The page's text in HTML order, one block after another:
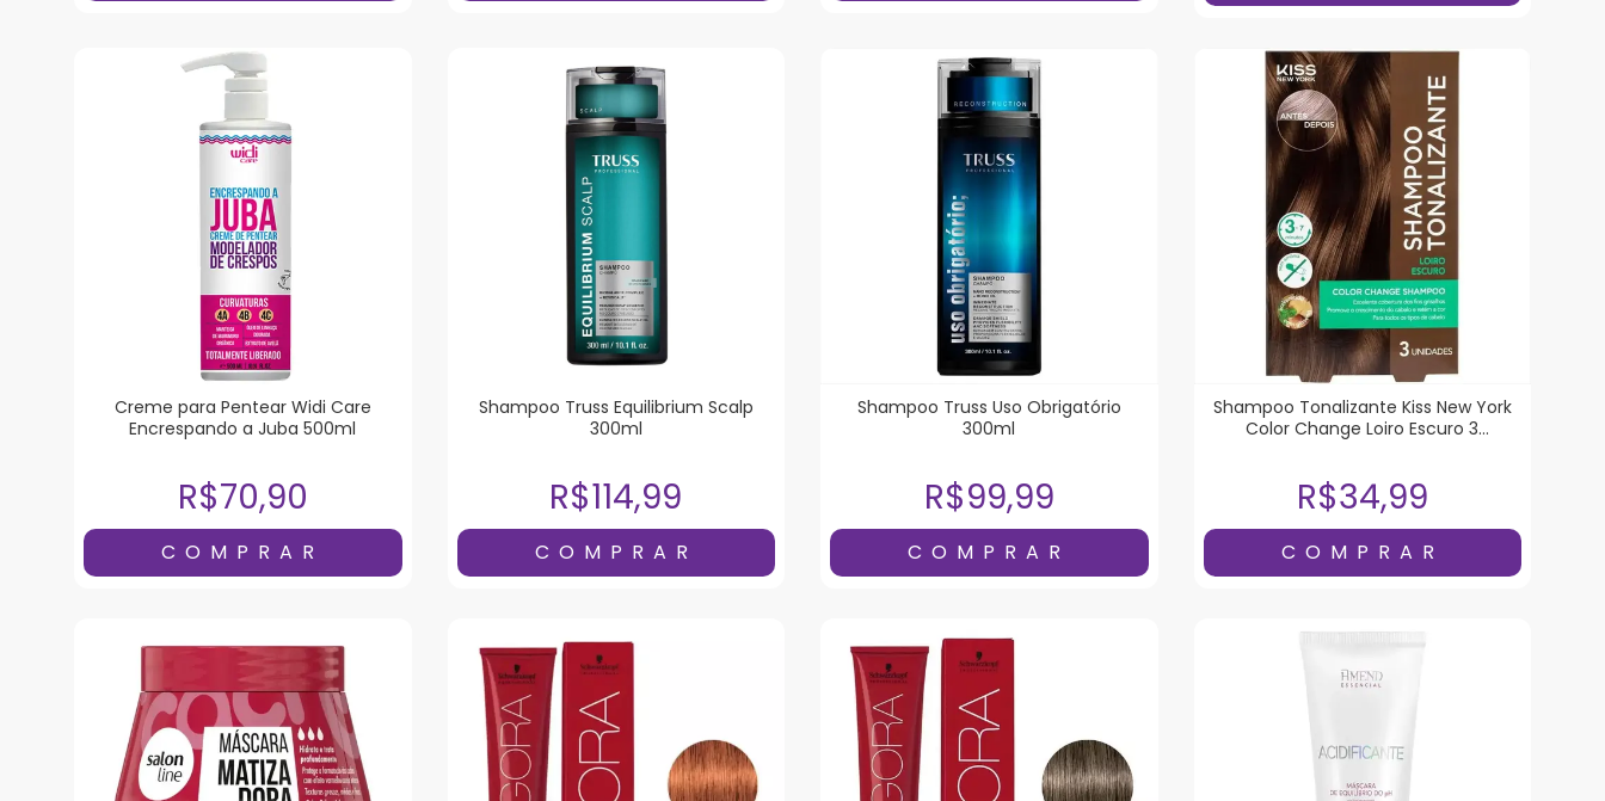
Creme para Pentear Widi Care
Encrespando a Juba 500ml
R$70,90
Shampoo Truss Equilibrium Scalp
300ml
R$114,99
Shampoo Truss Uso Obrigatório
300ml
R$99,99
Shampoo Tonalizante Kiss New York
Color Change Loiro Escuro 3
R$34,99